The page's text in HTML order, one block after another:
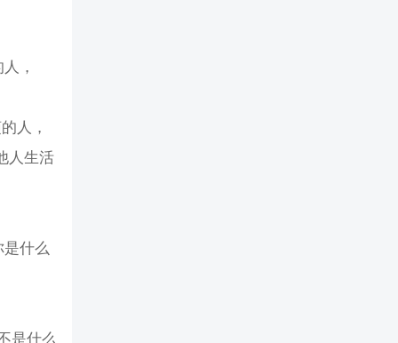
，
人，
人生活
是什么
是什么